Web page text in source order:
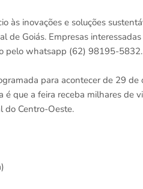
às inovações e soluções
de Goiás. Empresas
pelo whatsapp (62) 98195-
para acontecer de 29
é que a feira receba milhares de
do Centro-Oeste.